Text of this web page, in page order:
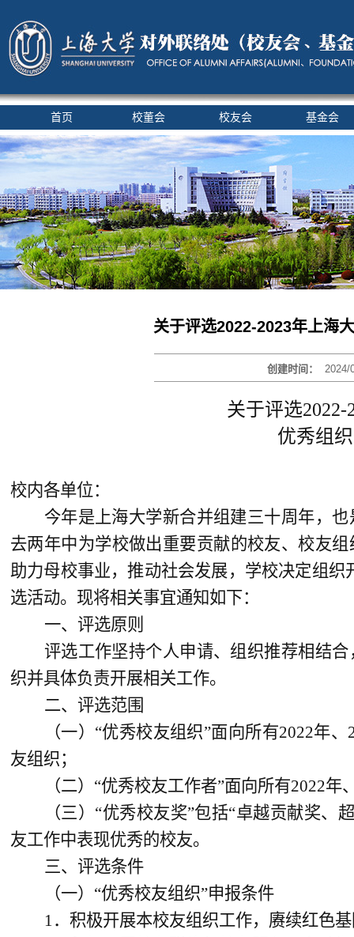
首页 校董会 校友会 基金会
关于评选2022-2023年上海
创建时间：2024/
关于评选
优秀组
校内各单位：
今年是上海大学新合并组建三十周年，
去两年中为学校做出重要贡献的校友、校友
助力母校事业，推动社会发展，学校决定组
选活动。现将相关事宜通知如下：
一、评选原则
评选工作坚持个人申请、组织推荐相结
织并具体负责开展相关工作。
二、评选范围
（一）“优秀校友组织”面向所有2022年
友组织；
（二）“优秀校友工作者”面向所有2022
（三）“优秀校友奖”包括“卓越贡献奖
友工作中表现优秀的校友。
三、评选条件
（一）“优秀校友组织”申报条件
1．积极开展本校友组织工作，赓续红色